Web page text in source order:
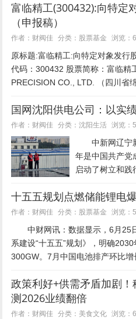
可视化展示或远
富临精工(300432):向特定
（申报稿）
作者：财阀佳 分类： 股票基金 浏览：
原标题:富临精工:向特定对象发行
代码：300432 股票简称：富临精
PRECISION CO., LTD. （四川省
国网沈阳供电公司：以实
作者：财阀佳 分类：沈阳生活 浏览：
中新网辽宁新
年是中国共产党
启动了树立和践
极组织理论学习
4次学习资料，...
十五五规划点燃储能锂电
作者：财阀佳 分类： 股票基金 浏览：
中财网讯：数据显示，6月25
系建设“十五五”规划》，明确
300GW。7月中国电池排产环比增
政策利好+供需矛盾加剧
测2026业绩翻倍
作者：财阀佳 分类： 美食文化 浏览：